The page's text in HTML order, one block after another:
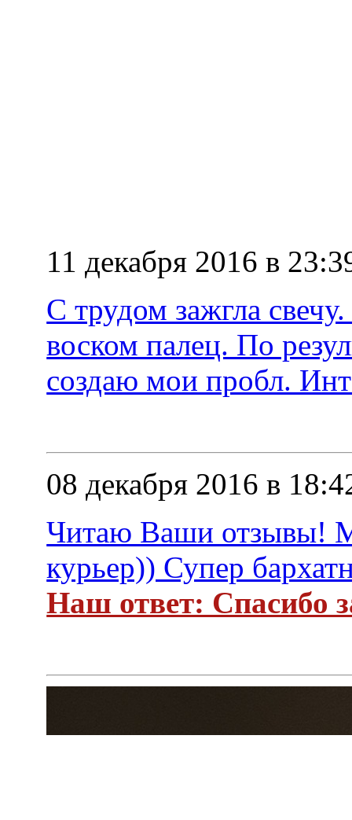
11 декабря 2016 в
С трудом зажгла
воском палец. По
создаю мои пробл.
08 декабря 2016 в
Читаю Ваши отзывы!
курьер)) Супер
Наш ответ: Спасибо